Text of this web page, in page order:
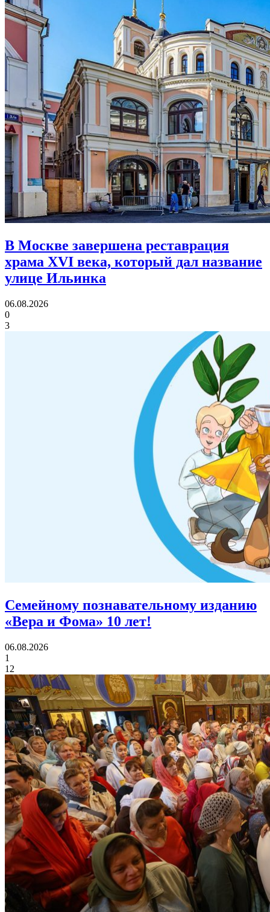
В Москве завершена реставрация
храма XVI века, который дал название
улице Ильинка
06.08.2026
0
3
Семейному познавательному изданию
«Вера и Фома» 10 лет!
06.08.2026
1
12